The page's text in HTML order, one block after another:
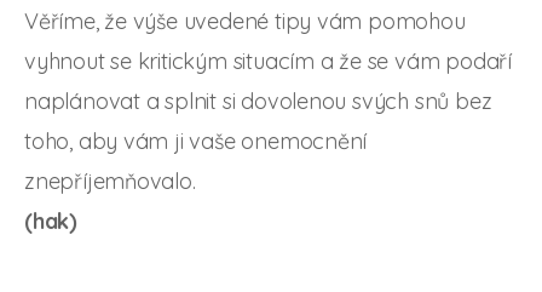
Věříme, že výše uvedené tipy vám pomohou
vyhnout se kritickým situacím a že se vám podaří
naplánovat a splnit si dovolenou svých snů bez
toho, aby vám ji vaše onemocnění
znepříjemňovalo.
(hak)